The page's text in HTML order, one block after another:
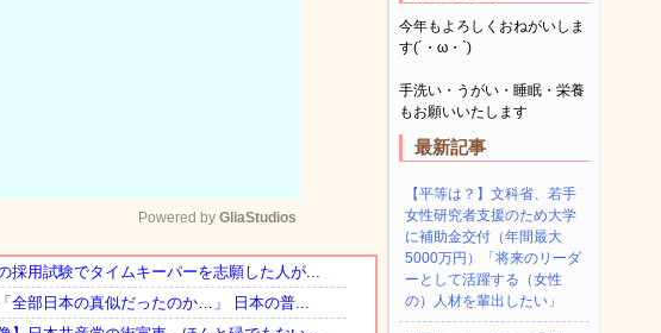
Mute
Powered by GliaStudios
今年もよろしくおねがいしま
す(´・ω・`)
手洗い・うがい・睡眠・栄養
もお願いいたします
最新記事
【平等は？】文科省、若手
女性研究者支援のため大学
に補助金交付（年間最大
5000万円）「将来のリーダ
ーとして活躍する（女性
の）人材を輩出したい」